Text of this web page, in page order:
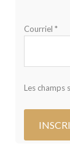
Courriel *
Les champs